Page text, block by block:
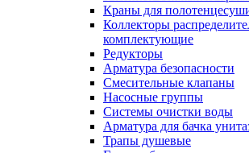
Краны для
Коллекторы
комплектующие
Редукторы
Арматура безопасности
Смесительные клапаны
Насосные группы
Системы очистки воды
Арматура для бачка
Трапы душевые